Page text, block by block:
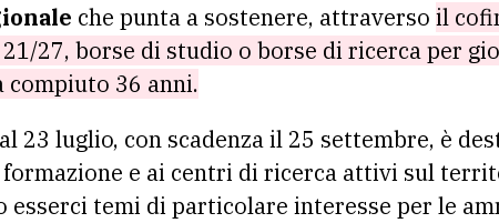
che punta a sostenere, attraverso il
21/27, borse di studio o borse di ricerca per
compiuto 36 anni.
23 luglio, con scadenza il 25 settembre, è
e ai centri di ricerca attivi sul
esserci temi di particolare interesse per le